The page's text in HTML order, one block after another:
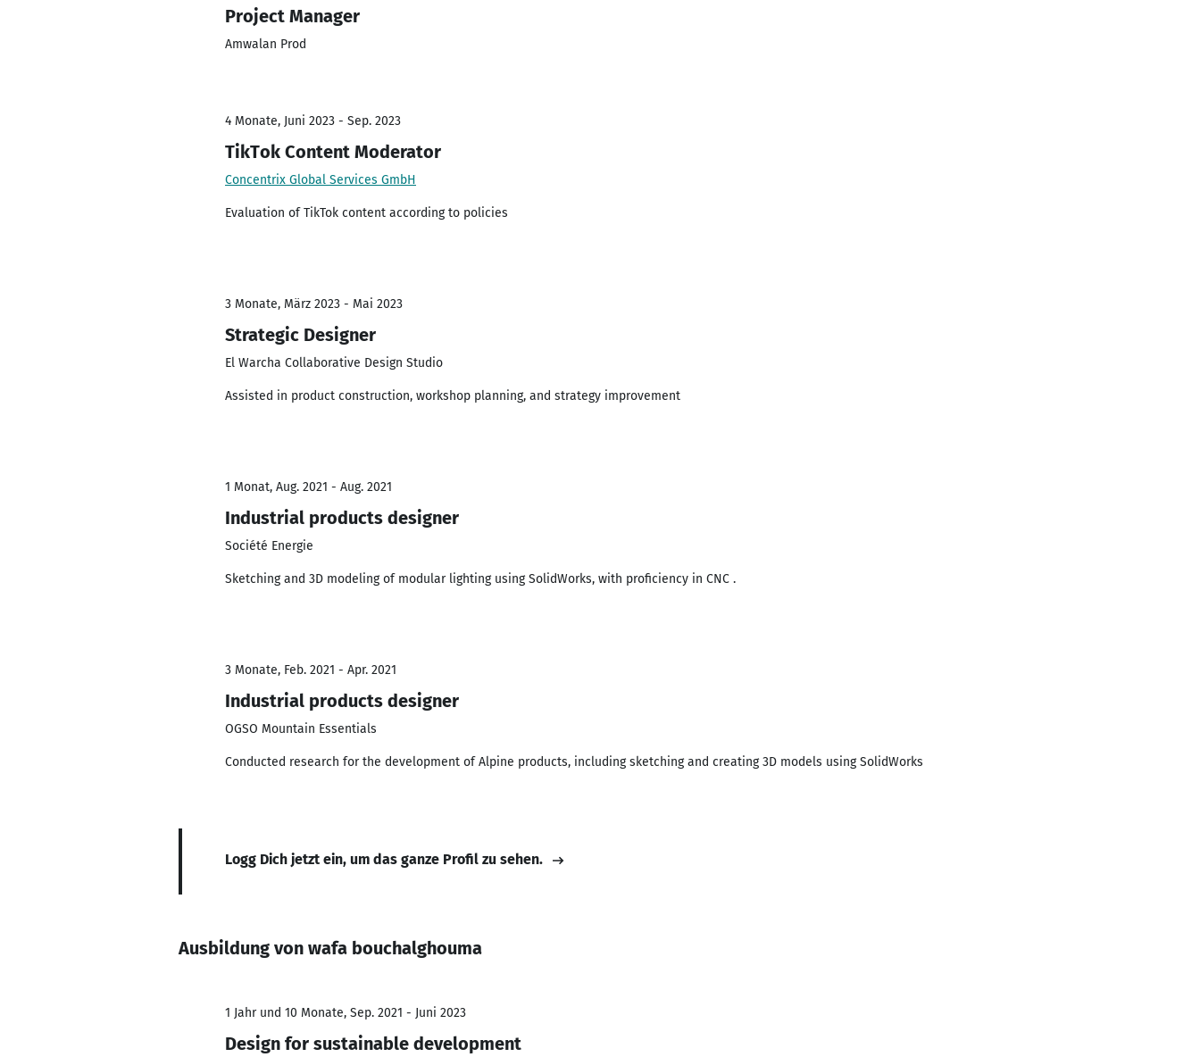
Project Manager
Amwalan Prod
4 Monate, Juni 2023 - Sep. 2023
TikTok Content Moderator
Concentrix Global Services GmbH
Evaluation of TikTok content according to policies
3 Monate, März 2023 - Mai 2023
Strategic Designer
El Warcha Collaborative Design Studio
Assisted in product construction, workshop planning, and strategy improvement
1 Monat, Aug. 2021 - Aug. 2021
Industrial products designer
Société Energie
Sketching and 3D modeling of modular lighting using SolidWorks, with proficiency in CNC .
3 Monate, Feb. 2021 - Apr. 2021
Industrial products designer
OGSO Mountain Essentials
Conducted research for the development of Alpine products, including sketching and creating 3D models using SolidWorks
Logg Dich jetzt ein, um das ganze Profil zu sehen.
Ausbildung von wafa bouchalghouma
1 Jahr und 10 Monate, Sep. 2021 - Juni 2023
Design for sustainable development